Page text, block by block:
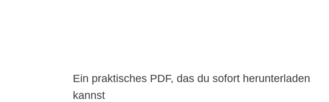
Ein praktisches PDF, das du sofort herunterladen
kannst